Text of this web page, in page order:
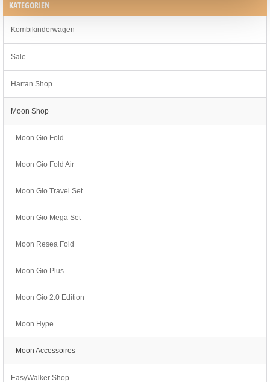
KATEGORIEN
Kombikinderwagen
Sale
Hartan Shop
Moon Shop
Moon Gio Fold
Moon Gio Fold Air
Moon Gio Travel Set
Moon Gio Mega Set
Moon Resea Fold
Moon Gio Plus
Moon Gio 2.0 Edition
Moon Hype
Moon Accessoires
EasyWalker Shop